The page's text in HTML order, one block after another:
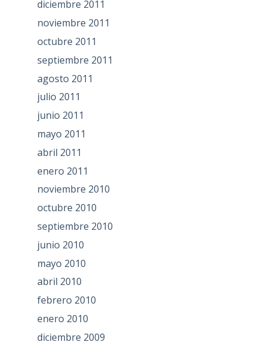
diciembre 2011
noviembre 2011
octubre 2011
septiembre 2011
agosto 2011
julio 2011
junio 2011
mayo 2011
abril 2011
enero 2011
noviembre 2010
octubre 2010
septiembre 2010
junio 2010
mayo 2010
abril 2010
febrero 2010
enero 2010
diciembre 2009